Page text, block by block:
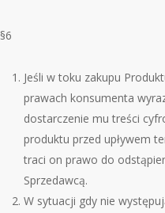
§6
Jeśli w toku zakupu
prawach konsumenta
dostarczenie mu treści
produktu przed upływem
traci on prawo do
Sprzedawcą.
W sytuacji gdy nie